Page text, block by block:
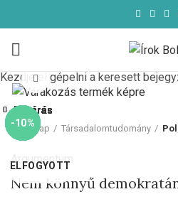
Click to enlarge
Kezdőlap Társadalomtudomány
Argumentum
Nem könnyű
-10%
Bezárás
-10%
Bezárás
-10%
Bezárás
-10%
Bezárás
-10%
Bezárás
-10%
Bezárás
-10%
Bezárás
-10%
ELFOGYOTT
Bezárás
Kezdje el gépelni a keresett